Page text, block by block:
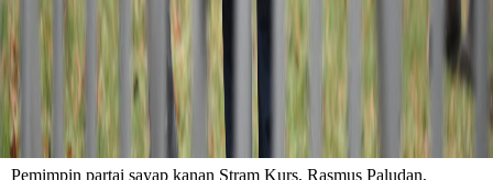
Pemimpin partai sayap kanan Stram Kurs, Rasmus Paludan,